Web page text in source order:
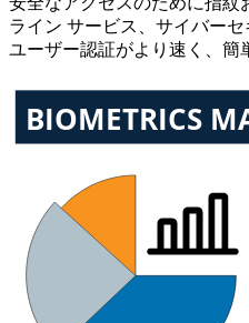
ライン サービス、サイバー
ユーザー認証がより速く、簡